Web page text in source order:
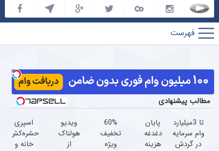
پارس
فوتبال
مطالب پیشنهادی
تا 3میلیارد
وام سرمایه
در گردش
پایان
دغدغه
هزینه
60%
تخفیف
ویژه
ویدیو
هولناک
از
اسپری
حشره‌کش
خانه و